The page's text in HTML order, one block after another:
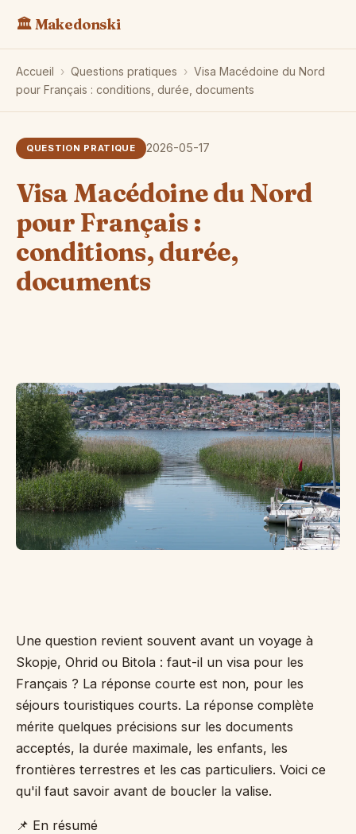
🏛️ Makedonski
Accueil › Questions pratiques › Visa Macédoine du Nord
pour Français : conditions, durée, documents
QUESTION PRATIQUE 2026-05-17
Visa Macédoine du Nord
pour Français :
conditions, durée,
documents
Une question revient souvent avant un voyage à
Skopje, Ohrid ou Bitola : faut-il un visa pour les
Français ? La réponse courte est non, pour les
séjours touristiques courts. La réponse complète
mérite quelques précisions sur les documents
acceptés, la durée maximale, les enfants, les
frontières terrestres et les cas particuliers. Voici ce
qu'il faut savoir avant de boucler la valise.
📌 En résumé